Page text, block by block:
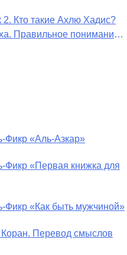
сифата «биля кейфа» (без
Кто такие Ахлю Хадис?
Правильное понимание
Фикр «Аль-Азкар»
Фикр «Первая книжка для
Фикр «Как быть мужчиной»
Перевод смыслов